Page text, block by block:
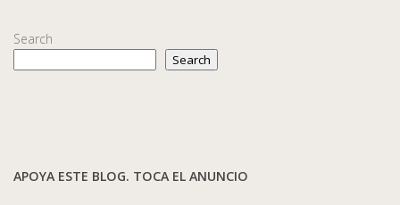
Search
Search
APOYA ESTE BLOG. TOCA EL ANUNCIO